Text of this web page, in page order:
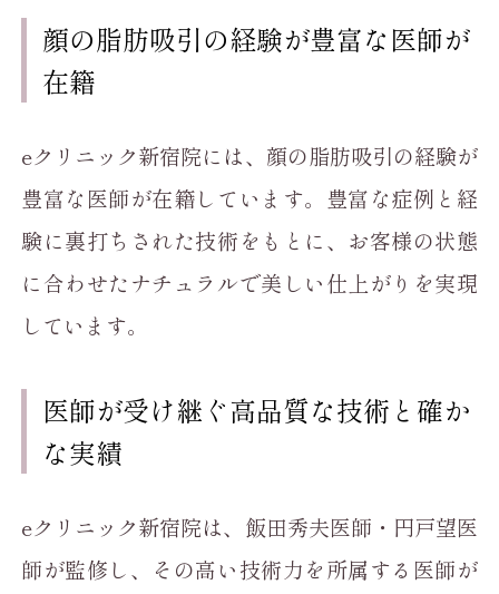
顔の脂肪吸引の経験が豊富な医師が
在籍
eクリニック新宿院には、顔の脂肪吸引の経験が
豊富な医師が在籍しています。豊富な症例と経
験に裏打ちされた技術をもとに、お客様の状態
に合わせたナチュラルで美しい仕上がりを実現
しています。
医師が受け継ぐ高品質な技術と確か
な実績
eクリニック新宿院は、飯田秀夫医師・円戸望医
師が監修し、その高い技術力を所属する医師が